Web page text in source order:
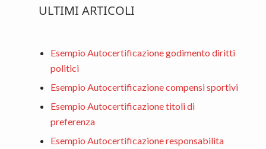
ULTIMI ARTICOLI
Esempio Autocertificazione godimento diritti
politici
Esempio Autocertificazione compensi sportivi
Esempio Autocertificazione titoli di
preferenza
Esempio Autocertificazione responsabilita